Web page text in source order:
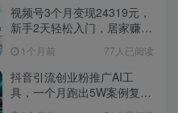
视频号3个月变现24319元，
新手2天轻松入门，居家赚米
1个月前 77人已阅读
抖音引流创业粉推广AI工
具，一个月跑出5W案例复